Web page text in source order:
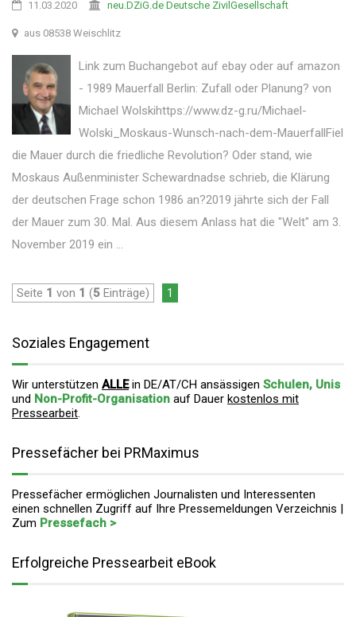
11.03.2020 neu.DZiG.de Deutsche ZivilGesellschaft
aus 08538 Weischlitz
Link zum Buchangebot auf ebay oder auf amazon
- 1989 Mauerfall Berlin: Zufall oder Planung? von
Michael Wolskihttps://www.dz-g.ru/Michael-
Wolski_Moskaus-Wunsch-nach-dem-MauerfallFiel
die Mauer durch die friedliche Revolution? Oder stand, wie
Moskaus Außenminister Schewardnadse schrieb, die Klärung
der deutschen Frage schon 1986 an?2019 jährte sich der Fall
der Mauer zum 30. Mal. Aus diesem Anlass hat die "Welt" am 3.
November 2019 ein ...
Seite 1 von 1 (5 Einträge) 1
Soziales Engagement
Wir unterstützen ALLEin DE/AT/CH ansässigen Schulen, Unis
und Non-Profit-Organisation auf Dauer kostenlos mit
Pressearbeit.
Pressefächer bei PRMaximus
Pressefächer ermöglichen Journalisten und Interessenten
einen schnellen Zugriff auf Ihre Pressemeldungen Verzeichnis |
Zum Pressefach >
Erfolgreiche Pressearbeit eBook